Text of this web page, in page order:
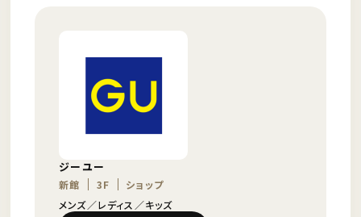
ジーユー
新館 3F
ショップ
メンズ／レディス／キッズ